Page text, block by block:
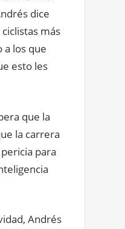
dice
más
los que
esto les
que la
la carrera
para
Andrés